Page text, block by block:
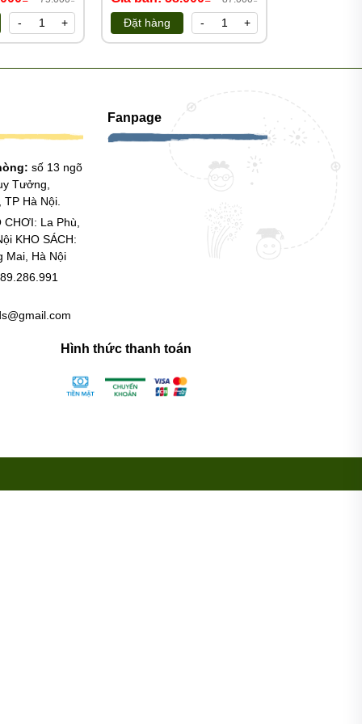
- + Đặt hàng - +
số 13 ngõ
Tưởng,
Hà Nội.
CHƠI: La Phù,
KHO SÁCH:
Mai, Hà Nội
Fanpage
Hình thức thanh toán